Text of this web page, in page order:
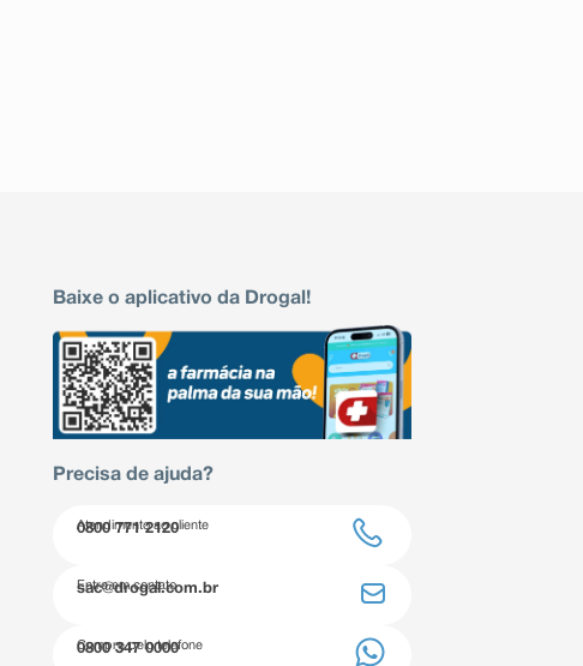
Baixe o aplicativo da Drogal!
Precisa de ajuda?
Atendimento ao cliente
0800 771 2120
Entre em contato
sac@drogal.com.br
Compre pelo telefone
0800 347 0000